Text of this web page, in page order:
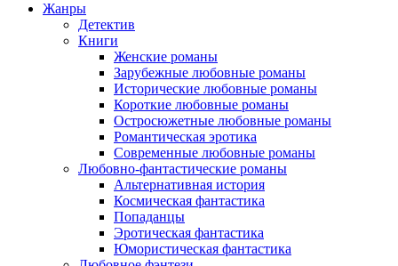
Жанры
Детектив
Книги
Женские романы
Зарубежные любовные романы
Исторические любовные романы
Короткие любовные романы
Остросюжетные любовные романы
Романтическая эротика
Современные любовные романы
Любовно-фантастические романы
Альтернативная история
Космическая фантастика
Попаданцы
Эротическая фантастика
Юмористическая фантастика